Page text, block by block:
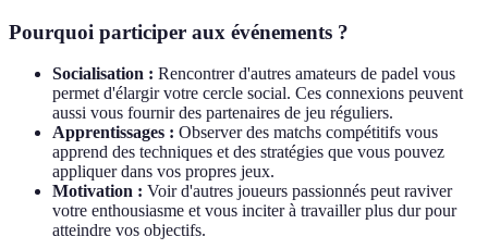
Pourquoi participer aux événements ?
Socialisation : Rencontrer d'autres amateurs de padel vous
permet d'élargir votre cercle social. Ces connexions peuvent
aussi vous fournir des partenaires de jeu réguliers.
Apprentissages : Observer des matchs compétitifs vous
apprend des techniques et des stratégies que vous pouvez
appliquer dans vos propres jeux.
Motivation : Voir d'autres joueurs passionnés peut raviver
votre enthousiasme et vous inciter à travailler plus dur pour
atteindre vos objectifs.